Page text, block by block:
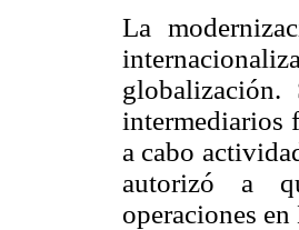
La
intermediarios
a cabo
autorizó a
operaciones